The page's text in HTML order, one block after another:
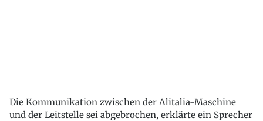
Die Kommunikation zwischen der Alitalia-Maschine
und der Leitstelle sei abgebrochen, erklärte ein Sprecher